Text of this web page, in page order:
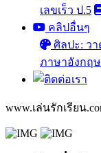
เลขเร็ว ป.5
คลิปอื่นๆ
ศิลปะ: วา
ภาษาอังกฤ
www.เล่นรักเรียน